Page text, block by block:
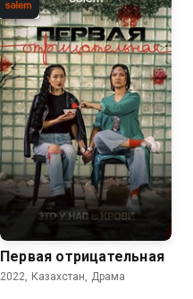
Первая отрицательная
2022, Казахстан, Драма